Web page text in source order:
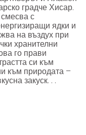
градче Хисар.
с
ядки и
на въздух при
хранителни
го прави
си към
към природата –
закуск. . .